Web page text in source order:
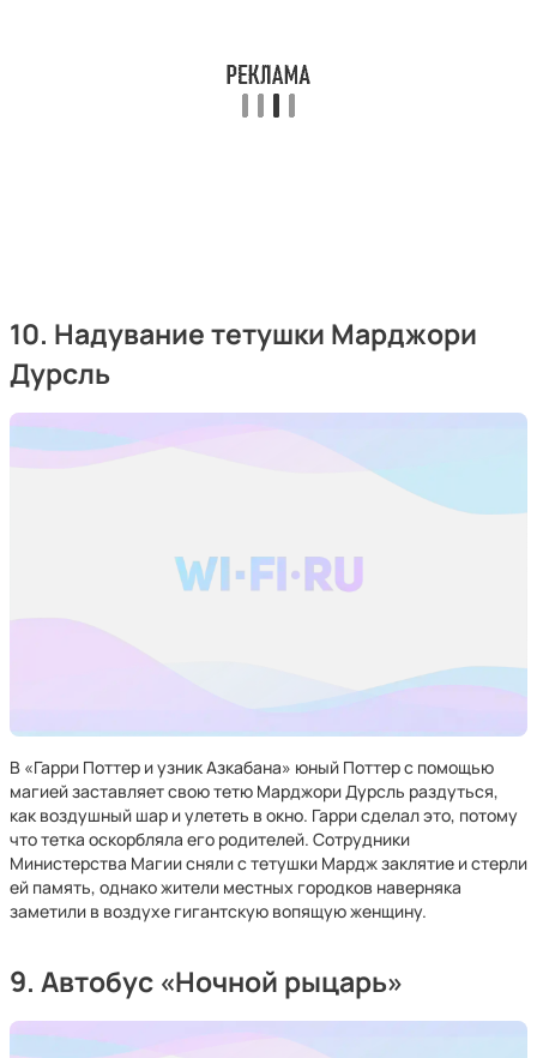
10. Надувание тетушки Марджори
Дурсль
В «Гарри Поттер и узник Азкабана» юный Поттер с помощью
магией заставляет свою тетю Марджори Дурсль раздуться,
как воздушный шар и улететь в окно. Гарри сделал это, потому
что тетка оскорбляла его родителей. Сотрудники
Министерства Магии сняли с тетушки Мардж заклятие и стерли
ей память, однако жители местных городков наверняка
заметили в воздухе гигантскую вопящую женщину.
9. Автобус «Ночной рыцарь»